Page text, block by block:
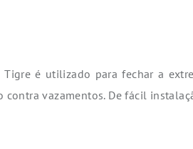
é utilizado para fechar a
vazamentos. De fácil